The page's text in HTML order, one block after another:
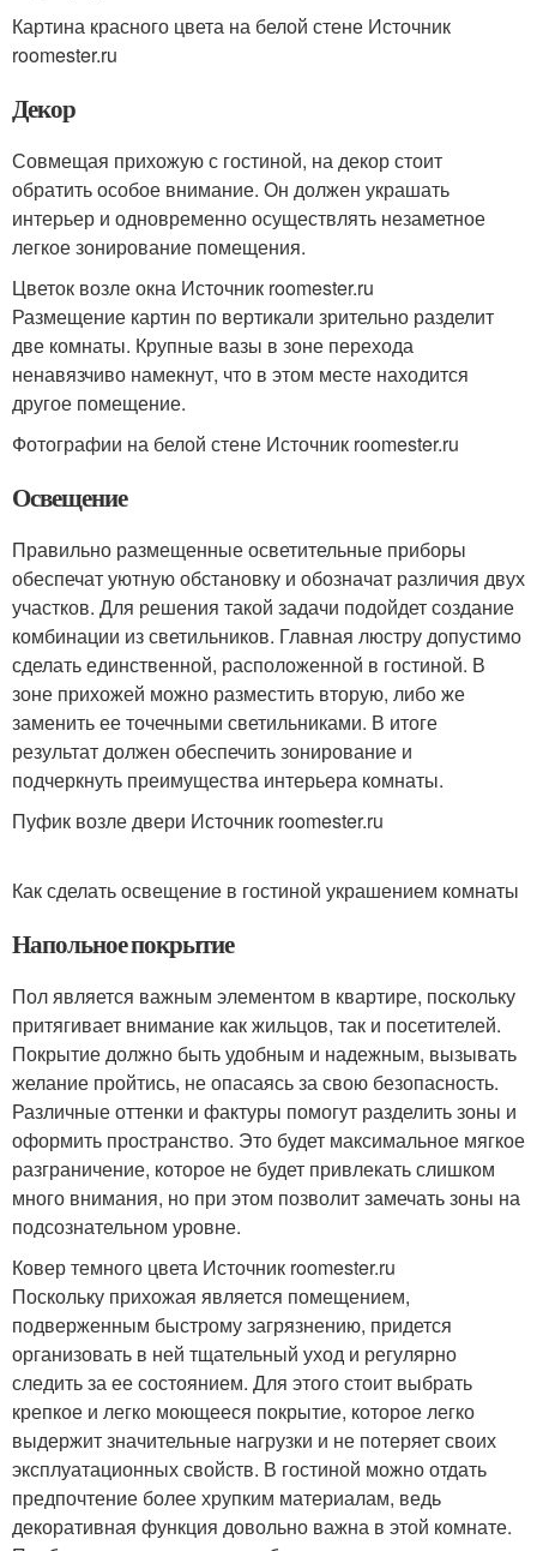
Картина красного цвета на белой стене Источник
roomester.ru
Декор
Совмещая прихожую с гостиной, на декор стоит
обратить особое внимание. Он должен украшать
интерьер и одновременно осуществлять незаметное
легкое зонирование помещения.
Цветок возле окна Источник roomester.ru
Размещение картин по вертикали зрительно разделит
две комнаты. Крупные вазы в зоне перехода
ненавязчиво намекнут, что в этом месте находится
другое помещение.
Фотографии на белой стене Источник roomester.ru
Освещение
Правильно размещенные осветительные приборы
обеспечат уютную обстановку и обозначат различия двух
участков. Для решения такой задачи подойдет создание
комбинации из светильников. Главная люстру допустимо
сделать единственной, расположенной в гостиной. В
зоне прихожей можно разместить вторую, либо же
заменить ее точечными светильниками. В итоге
результат должен обеспечить зонирование и
подчеркнуть преимущества интерьера комнаты.
Пуфик возле двери Источник roomester.ru
Как сделать освещение в гостиной украшением комнаты
Напольное покрытие
Пол является важным элементом в квартире, поскольку
притягивает внимание как жильцов, так и посетителей.
Покрытие должно быть удобным и надежным, вызывать
желание пройтись, не опасаясь за свою безопасность.
Различные оттенки и фактуры помогут разделить зоны и
оформить пространство. Это будет максимальное мягкое
разграничение, которое не будет привлекать слишком
много внимания, но при этом позволит замечать зоны на
подсознательном уровне.
Ковер темного цвета Источник roomester.ru
Поскольку прихожая является помещением,
подверженным быстрому загрязнению, придется
организовать в ней тщательный уход и регулярно
следить за ее состоянием. Для этого стоит выбрать
крепкое и легко моющееся покрытие, которое легко
выдержит значительные нагрузки и не потеряет своих
эксплуатационных свойств. В гостиной можно отдать
предпочтение более хрупким материалам, ведь
декоративная функция довольно важна в этой комнате.